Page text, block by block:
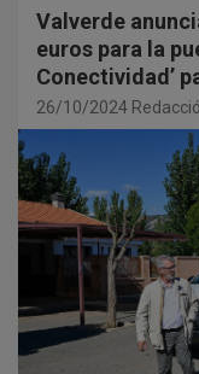
Valverde
euros para la
Conectividad’
26/10/2024